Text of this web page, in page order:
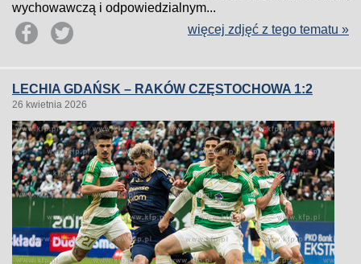
wychowawczą i odpowiedzialnym...
więcej zdjęć z tego tematu »
LECHIA GDAŃSK – RAKÓW CZĘSTOCHOWA 1:2
26 kwietnia 2026